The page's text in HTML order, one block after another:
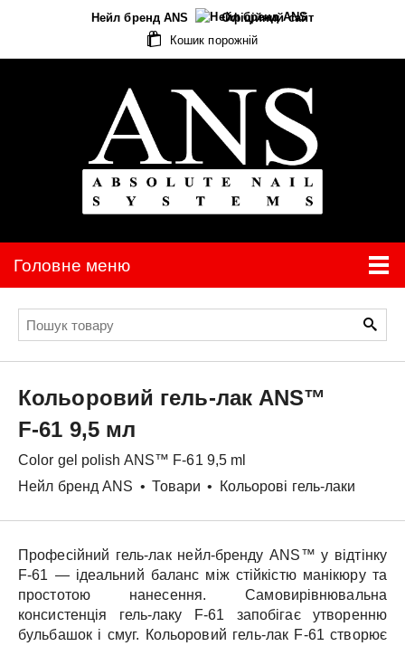
Нейл бренд ANS
Офіційний сайт
Кошик порожній
Головне меню
Кольоровий гель-лак ANS™
F-61 9,5 мл
Color gel polish ANS™ F-61 9,5 ml
Нейл бренд ANS • Товари • Кольорові гель-лаки
Професійний гель-лак нейл-брендуANS™ у відтінку
F-61 — ідеальний баланс між стійкістю манікюру та
простотою нанесення. Самовирівнювальна
консистенція гель-лаку
F-61 запобігає утворенню
бульбашок і смуг. Кольоровий гель-лак F-61 створює